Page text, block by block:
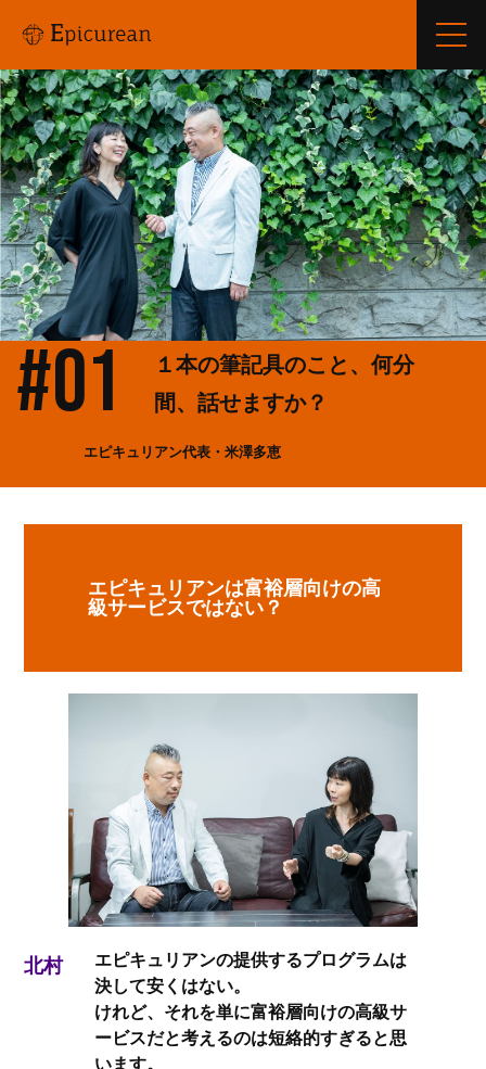
#01
１本の筆記具のこと、何分
間、話せますか？
エピキュリアン代表・米澤多恵
エピキュリアンは富裕層向けの高
級サービスではない？
北村
エピキュリアンの提供するプログラムは
決して安くはない。
けれど、それを単に富裕層向けの高級サ
ービスだと考えるのは短絡的すぎると思
います。